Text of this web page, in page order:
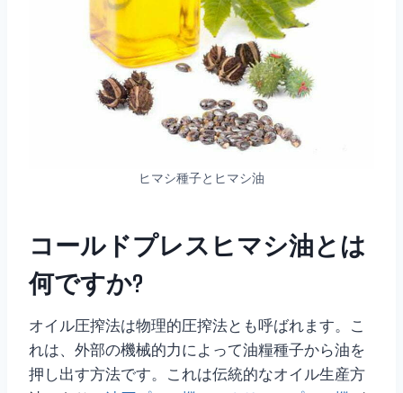
ヒマシ種子とヒマシ油
コールドプレスヒマシ油とは
何ですか?
オイル圧搾法は物理的圧搾法とも呼ばれます。こ
れは、外部の機械的力によって油糧種子から油を
押し出す方法です。これは伝統的なオイル生産方